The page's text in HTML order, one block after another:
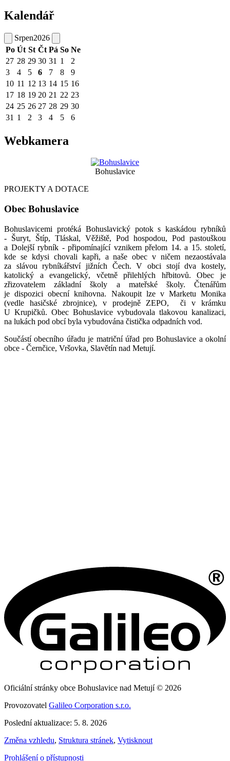
Kalendář
Srpen2026
Po Út St Čt Pá So Ne
27 28 29 30 31 1
2
3
4 5 6 7 8
9
10 11 12 13 14 15 16
17 18 19 20 21 22 23
24 25 26 27 28 29 30
31 1 2 3 4 5 6
Webkamera
Bohuslavice
PROJEKTY A DOTACE
Obec Bohuslavice
Bohuslavicemi protéká Bohuslavický potok s kaskádou rybníků
- Šuryt, Štíp, Tláskal, Věžiště, Pod hospodou, Pod pastouškou
a Dolejší rybník - připomínající vznikem přelom 14. a 15. století,
kde se kdysi chovali kapři, a naše obec v ničem nezaostávala
za slávou rybníkářství jižních Čech. V obci stojí dva kostely,
katolický a evangelický, včetně přilehlých hřbitovů. Obec je
zřizovatelem základní školy a mateřské školy. Čtenářům
je dispozici obecní knihovna. Nakoupit lze v Marketu Monika
(vedle hasičské zbrojnice), v prodejně ZEPO, či v krámku
U Krupičků. Obec Bohuslavice vybudovala tlakovou kanalizaci,
na lukách pod obcí byla vybudována čistička odpadních vod.
Součástí obecního úřadu je matriční úřad pro Bohuslavice a okolní
obce - Černčice, Vršovka, Slavětín nad Metují.
Oficiální stránky obce Bohuslavice nad Metují © 2026
Provozovatel Galileo Corporation s.r.o.
Poslední aktualizace: 5. 8. 2026
Změna vzhledu, Struktura stránek, Vytisknout
Prohlášení o přístupnosti